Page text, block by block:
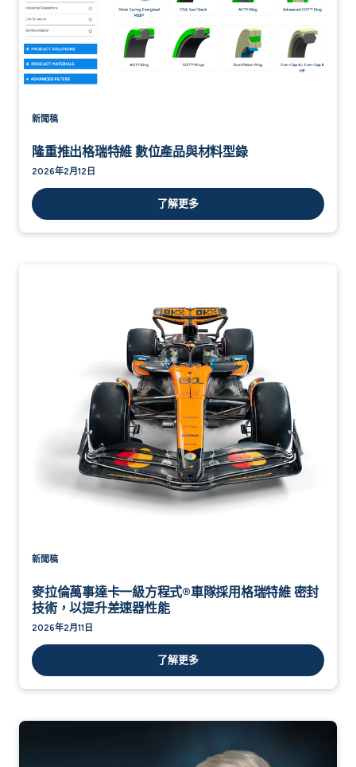
新聞稿
隆重推出格瑞特維 數位產品與材料型錄
2026年2月12日
了解更多
新聞稿
麥拉倫萬事達卡一級方程式®車隊採用格瑞特維 密封
技術，以提升差速器性能
2026年2月11日
了解更多